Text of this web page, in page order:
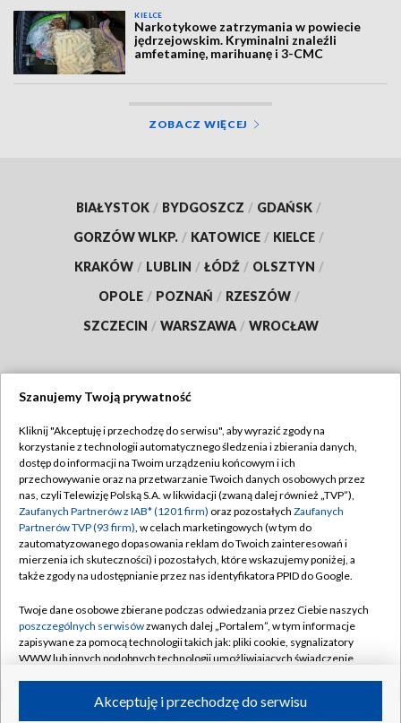
KIELCE
Narkotykowe zatrzymania w powiecie
jędrzejowskim. Kryminalni znaleźli
amfetaminę, marihuanę i 3-CMC
ZOBACZ WIĘCEJ
BIAŁYSTOK / BYDGOSZCZ / GDAŃSK /
GORZÓW WLKP. / KATOWICE / KIELCE /
KRAKÓW / LUBLIN / ŁÓDŹ / OLSZTYN /
OPOLE / POZNAŃ / RZESZÓW /
SZCZECIN / WARSZAWA / WROCŁAW
TVP
Abonament TVP
Emisja w TVP
Centrum informacji TVP
Naziemna Telewizja Cyfrowa
Rada Programowa
System NOS
Informacje o nadawcy
Program dla prasy
Regulamin TVP
Polityka prywatności
Moje zgody
Pomoc
Kontakt
Kanały
Szanujemy Twoją prywatność
Kliknij "Akceptuję i przechodzę do serwisu", aby wyrazić zgody na
korzystanie z technologii automatycznego śledzenia i zbierania danych,
dostęp do informacji na Twoim urządzeniu końcowym i ich
przechowywanie oraz na przetwarzanie Twoich danych osobowych przez
nas, czyli Telewizję Polską S.A. w likwidacji (zwaną dalej również „TVP”),
Zaufanych Partnerów z IAB* (1201 firm) oraz pozostałych Zaufanych
Partnerów TVP (93 firm), w celach marketingowych (w tym do
zautomatyzowanego dopasowania reklam do Twoich zainteresowań i
mierzenia ich skuteczności) i pozostałych, które wskazujemy poniżej, a
także zgody na udostępnianie przez nas identyfikatora PPID do Google.
Twoje dane osobowe zbierane podczas odwiedzania przez Ciebie naszych
poszczególnych serwisówzwanych dalej „Portalem”, w tym informacje
zapisywane za pomocą technologii takich jak: pliki cookie, sygnalizatory
WWW lub innych podobnych technologii umożliwiających świadczenie
ruchu w Internecie.Akceptuję i przechodzę do serwisu